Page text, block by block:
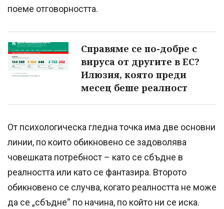
поеме отговорността.
Справяме се по-добре с
вируса от другите в ЕС?
Илюзия, която преди
месец беше реалност
От психологическа гледна точка има две основни
линии, по които обикновено се задоволява
човешката потребност – като се сбъдне в
реалността или като се фантазира. Второто
обикновено се случва, когато реалността не може
да се „сбъдне“ по начина, по който ни се иска.